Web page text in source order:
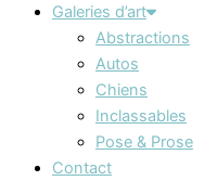
Galeries d’art
Abstractions
Autos
Chiens
Inclassables
Pose & Prose
Contact